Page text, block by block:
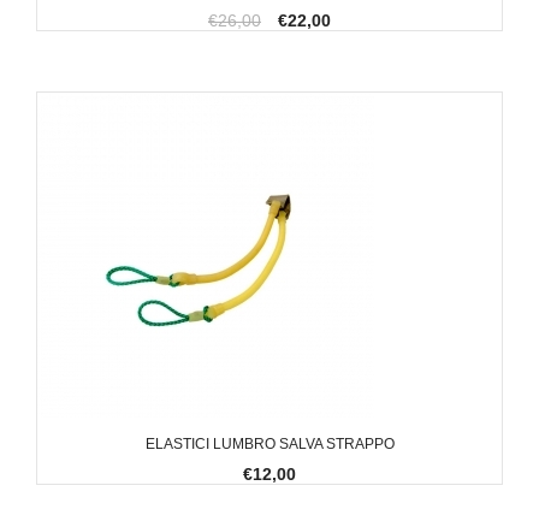
€26,00 €22,00
ELASTICI LUMBRO SALVA STRAPPO
€12,00